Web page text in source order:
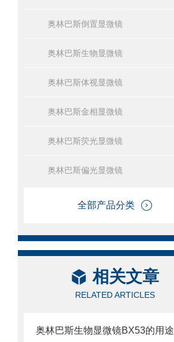
奥林巴斯倒置显微镜
奥林巴斯生物显微镜
奥林巴斯体视显微镜
奥林巴斯金相显微镜
奥林巴斯荧光显微镜
奥林巴斯偏光显微镜
全部产品分类
相关文章
RELATED ARTICLES
奥林巴斯生物显微镜BX53的用途